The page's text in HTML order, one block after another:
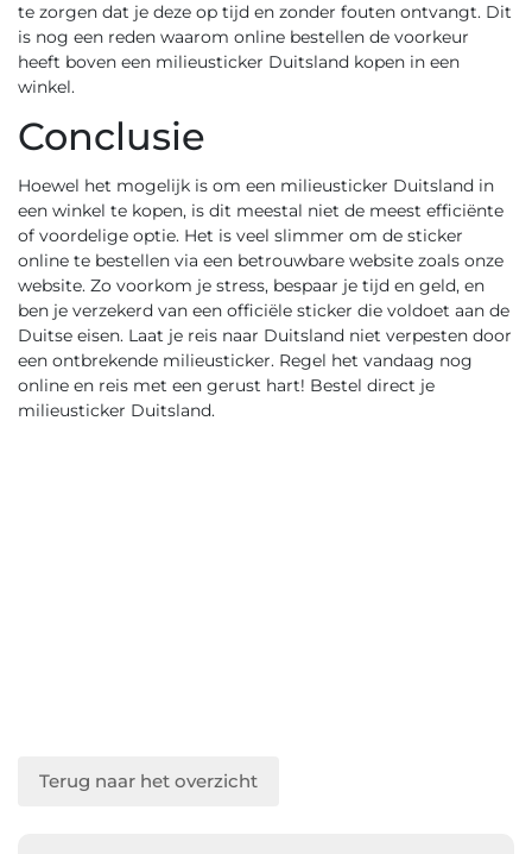
te zorgen dat je deze op tijd en zonder fouten ontvangt. Dit
is nog een reden waarom online bestellen de voorkeur
heeft boven een milieusticker Duitsland kopen in een
winkel.
Conclusie
Hoewel het mogelijk is om een milieusticker Duitsland in
een winkel te kopen, is dit meestal niet de meest efficiënte
of voordelige optie. Het is veel slimmer om de sticker
online te bestellen via een betrouwbare website zoals onze
website. Zo voorkom je stress, bespaar je tijd en geld, en
ben je verzekerd van een officiële sticker die voldoet aan de
Duitse eisen. Laat je reis naar Duitsland niet verpesten door
een ontbrekende milieusticker. Regel het vandaag nog
online en reis met een gerust hart! Bestel direct je
milieusticker Duitsland.
Terug naar het overzicht